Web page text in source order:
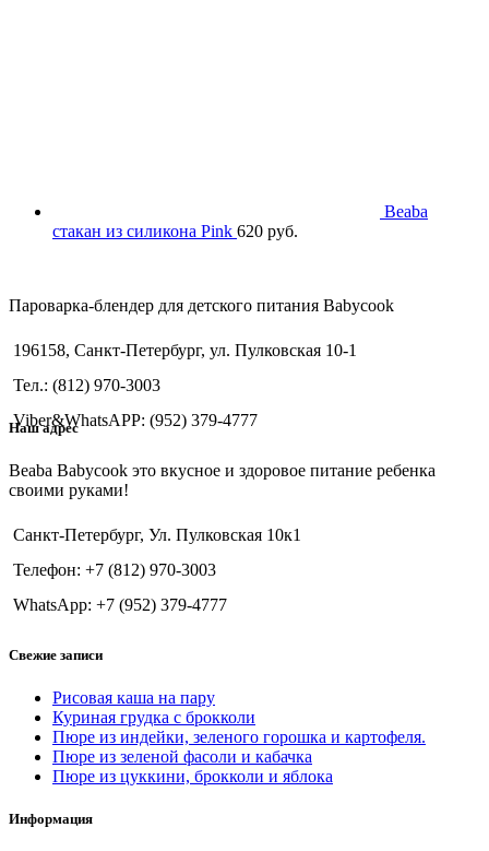
Beaba
стакан из силикона Pink 620 руб.
Пароварка-блендер для детского питания Babycook
196158, Санкт-Петербург, ул. Пулковская 10-1
Тел.: (812) 970-3003
Viber&WhatsAPP: (952) 379-4777
Наш адрес
Beaba Babycook это вкусное и здоровое питание ребенка
своими руками!
Санкт-Петербург, Ул. Пулковская 10к1
Телефон: +7 (812) 970-3003
WhatsApp: +7 (952) 379-4777
Свежие записи
Рисовая каша на пару
Куриная грудка с брокколи
Пюре из индейки, зеленого горошка и картофеля.
Пюре из зеленой фасоли и кабачка
Пюре из цуккини, брокколи и яблока
Информация